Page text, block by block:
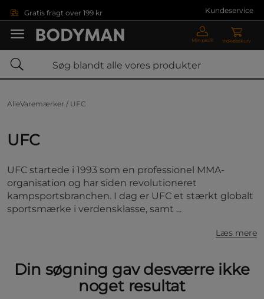
Gratis fragt over 199 kr Kundeservice
Min profil Indkøbskurv
AlleVaremærker / UFC
UFC
UFC startede i 1993 som en professionel MMA-
organisation og har siden revolutioneret
kampsportsbranchen. I dag er UFC et stærkt globalt
sportsmærke i verdensklasse, samt ...
Læs mere
Din søgning gav desværre ikke
noget resultat